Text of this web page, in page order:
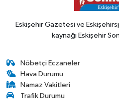
Eskişehir Gazetesi ve
kaynağı Eskişehir
Nöbetçi Eczaneler
Hava Durumu
Namaz Vakitleri
Trafik Durumu